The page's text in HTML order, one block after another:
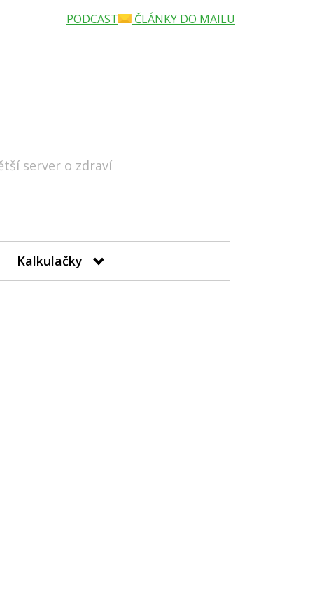
server o zdraví
Kalkulačky
PODCAST ČLÁNKY DO MAILU